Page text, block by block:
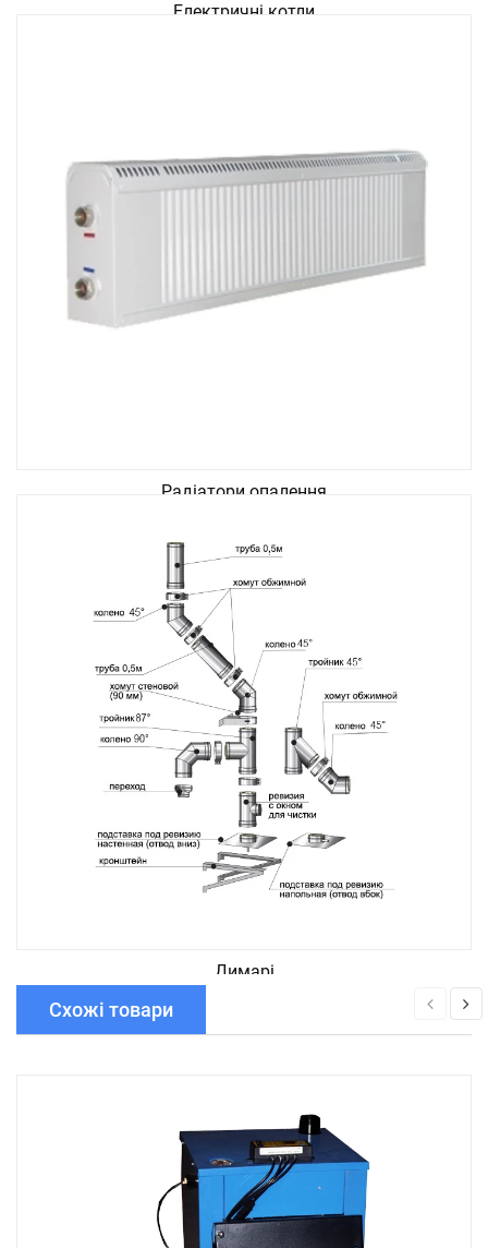
Електричні котли
Радіатори опалення
Димарі
Схожі товари